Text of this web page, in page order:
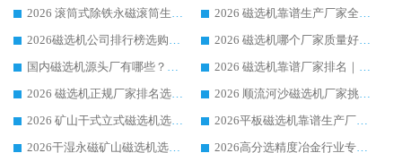
2026 滚筒式除铁永磁滚筒生产厂家推荐排名|行业口碑选购指南，领域强者源头厂商精选
2026 磁选机靠谱生产厂家全梳理 分场景选型行业头部品牌选购参考攻略
2026磁选机公司排行榜选购指南|正规源头厂家推荐，领域强者高性价比靠谱信赖品牌
2026 磁选机哪个厂家质量好？十大靠谱磁电企业排名选购指南
国内磁选机源头厂有哪些？2026 综合实力排名与采购避坑技巧
2026 磁选机靠谱厂家排名｜华体会手机网页版-华体会(中国) 高性价比磁选机磁电品牌
2026 磁选机正规厂家排名选购指南|行业口碑信赖品牌推荐性价比高靠谱磁电企业
2026 顺流河沙磁选机厂家挑选攻略 | 业内口碑龙头企业高性价比品牌推荐
2026 矿山干式立式磁选机选型攻略 梳理深耕磁电装备多年靠谱生产厂商
2026平板磁选机靠谱生产厂家选购指南 行业口碑良好品牌推荐 磁电领域实力强者
2026干湿永磁矿山磁选机选型攻略 优质生产厂家排名 选矿领域高口碑品牌推荐指南
2026高分选精度冶金行业专用磁选机生产厂家,干湿式磁选机源头供应商推荐